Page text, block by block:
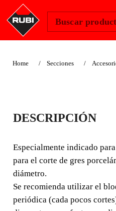
Buscar
Home Secciones
BLOQUE
Especialmente indicado
para el corte de gres
diámetro.
DESCRIPCIÓN
Especialmente indicado
para el corte de gres
diámetro.
Se recomienda utilizar el
periódica (cada pocos